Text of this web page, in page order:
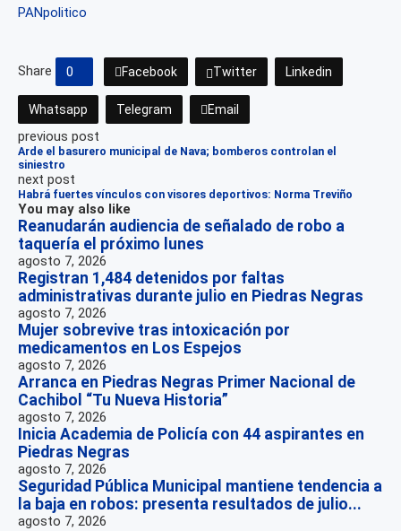
PANpolitico
Share 0 Facebook Twitter Linkedin
Whatsapp Telegram Email
previous post
Arde el basurero municipal de Nava; bomberos controlan el
siniestro
next post
Habrá fuertes vínculos con visores deportivos: Norma Treviño
You may also like
Reanudarán audiencia de señalado de robo a
taquería el próximo lunes
agosto 7, 2026
Registran 1,484 detenidos por faltas
administrativas durante julio en Piedras Negras
agosto 7, 2026
Mujer sobrevive tras intoxicación por
medicamentos en Los Espejos
agosto 7, 2026
Arranca en Piedras Negras Primer Nacional de
Cachibol “Tu Nueva Historia”
agosto 7, 2026
Inicia Academia de Policía con 44 aspirantes en
Piedras Negras
agosto 7, 2026
Seguridad Pública Municipal mantiene tendencia a
la baja en robos: presenta resultados de julio...
agosto 7, 2026